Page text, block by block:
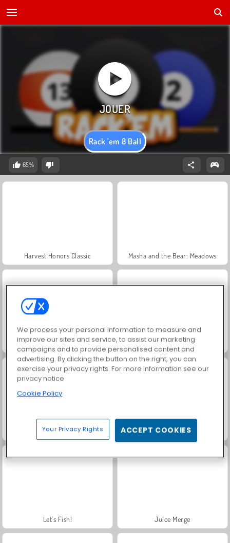
Rack 'em 8 Ball
65%
Harvest Honors Classic Masha and the Bear: Meadows
Royal Story Rummy World
Scala 40 Charm Farm
Let's Fish! Juice Merge
We process your personal information to measure and
improve our sites and service, to assist our marketing
campaigns and to provide personalised content and
advertising. By clicking the button on the right, you can
exercise your privacy rights. For more information see our
privacy notice
Cookie Policy
Your Privacy Rights ACCEPT COOKIES